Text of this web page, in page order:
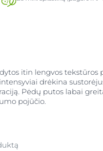
itin lengvos tekstūros
drėkina
Pėdų putos labai
pojūčio.